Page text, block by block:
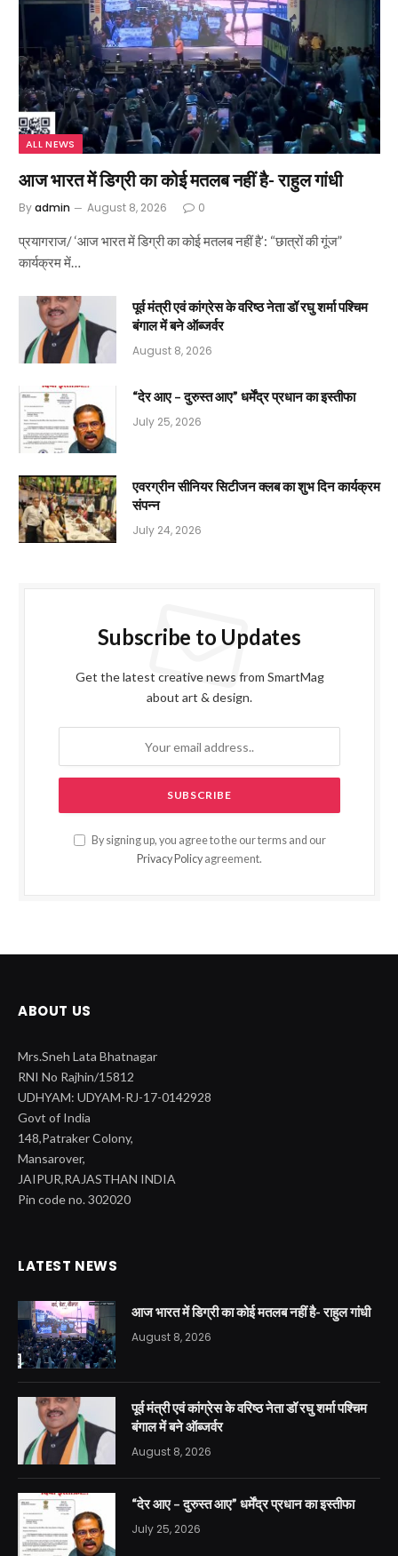
ALL NEWS
आज भारत में डिग्री का कोई मतलब नहीं है- राहुल गांधी
Byadmin August 8, 2026 0
प्रयागराज/ ‘आज भारत में डिग्री का कोई मतलब नहीं है’: “छात्रों की गूंज”
कार्यक्रम में…
पूर्व मंत्री एवं कांग्रेस के वरिष्ठ नेता डॉ रघु शर्मा पश्चिम
बंगाल में बने ऑब्जर्वर
August 8, 2026
“देर आए – दुरुस्त आए” धर्मेंद्र प्रधान का इस्तीफा
July 25, 2026
एवरग्रीन सीनियर सिटीजन क्लब का शुभ दिन कार्यक्रम
संपन्न
July 24, 2026
Subscribe to Updates
Get the latest creative news from SmartMag
about art & design.
By signing up, you agree to the our terms and our
Privacy Policy agreement.
ABOUT US
Mrs.Sneh Lata Bhatnagar
RNI No Rajhin/15812
UDHYAM: UDYAM-RJ-17-0142928
Govt of India
148,Patraker Colony,
Mansarover,
JAIPUR,RAJASTHAN INDIA
Pin code no. 302020
LATEST NEWS
आज भारत में डिग्री का कोई मतलब नहीं है- राहुल गांधी
August 8, 2026
पूर्व मंत्री एवं कांग्रेस के वरिष्ठ नेता डॉ रघु शर्मा पश्चिम
बंगाल में बने ऑब्जर्वर
August 8, 2026
“देर आए – दुरुस्त आए” धर्मेंद्र प्रधान का इस्तीफा
July 25, 2026